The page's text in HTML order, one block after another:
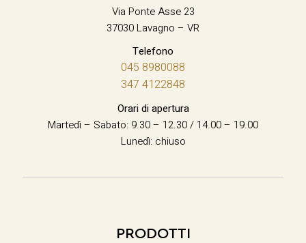
Via Ponte Asse 23
37030 Lavagno – VR
Telefono
045 8980088
347 4122848
Orari di apertura
Martedì – Sabato: 9.30 – 12.30 / 14.00 – 19.00
Lunedì: chiuso
PRODOTTI